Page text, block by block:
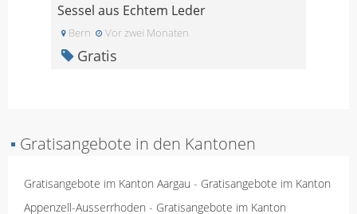
Sessel aus Echtem Leder
Bern Vor zwei Monaten
Gratis
▪ Gratisangebote in den Kantonen
Gratisangebote im Kanton Aargau - Gratisangebote im Kanton
Appenzell-Ausserrhoden - Gratisangebote im Kanton